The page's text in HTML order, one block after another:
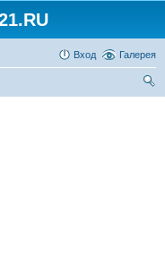
Галерея
Вход